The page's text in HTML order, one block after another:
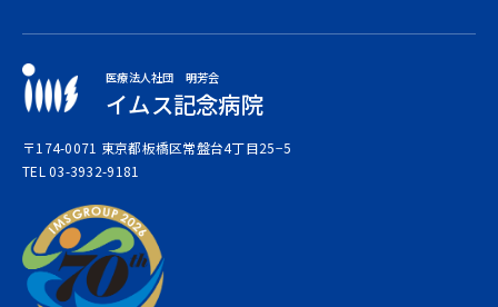
医療法人社団 明芳会
イムス記念病院
〒174-0071 東京都板橋区常盤台4丁目25−5
TEL 03-3932-9181